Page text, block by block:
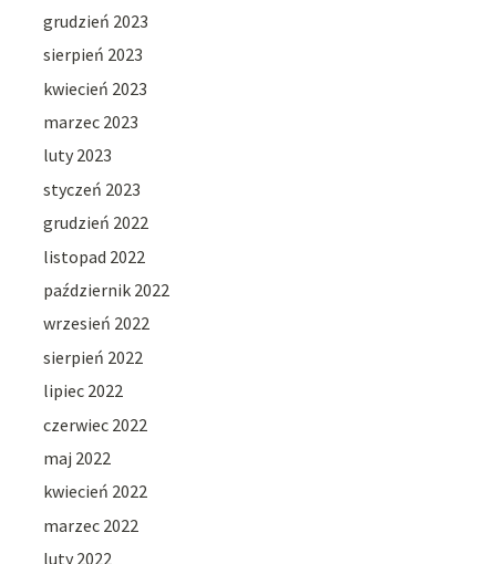
grudzień 2023
sierpień 2023
kwiecień 2023
marzec 2023
luty 2023
styczeń 2023
grudzień 2022
listopad 2022
październik 2022
wrzesień 2022
sierpień 2022
lipiec 2022
czerwiec 2022
maj 2022
kwiecień 2022
marzec 2022
luty 2022